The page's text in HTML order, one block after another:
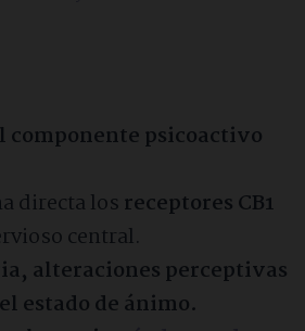
componente psicoactivo
directa los receptores CB1
central.
alteraciones perceptivas
estado de ánimo.